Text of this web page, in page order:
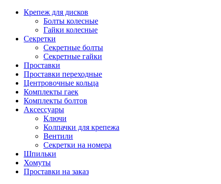
Крепеж для дисков
Болты колесные
Гайки колесные
Секретки
Секретные болты
Секретные гайки
Проставки
Проставки переходные
Центровочные кольца
Комплекты гаек
Комплекты болтов
Аксессуары
Ключи
Колпачки для крепежа
Вентили
Секретки на номера
Шпильки
Хомуты
Проставки на заказ